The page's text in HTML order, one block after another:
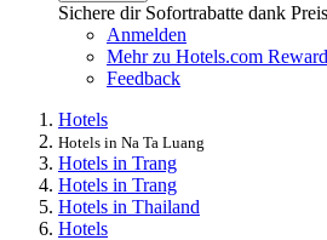
Sichere dir Sofortrabatte dank
Anmelden
Mehr zu Hotels.com
Feedback
Hotels
Hotels in Na Ta Luang
Hotels in Trang
Hotels in Trang
Hotels in Thailand
Hotels